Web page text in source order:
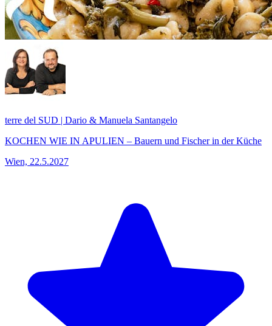
terre del SUD | Dario & Manuela Santangelo
KOCHEN WIE IN APULIEN – Bauern und Fischer in der Küche
Wien, 22.5.2027